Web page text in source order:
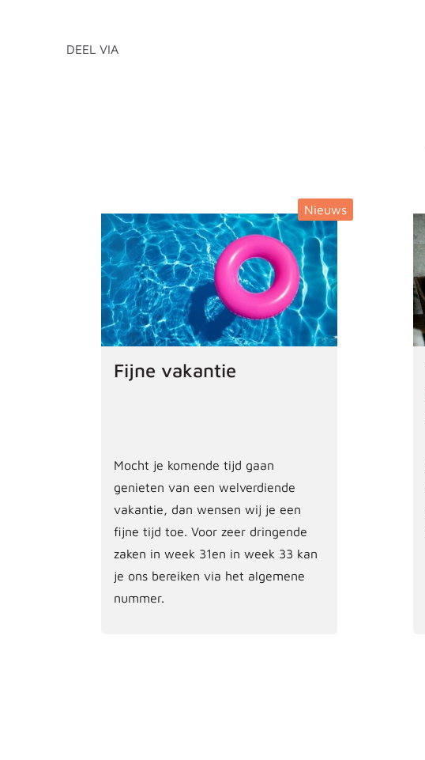
DEEL VIA
Nieuws
Fijne vakantie
Mocht je komende tijd gaan
genieten van een welverdiende
vakantie, dan wensen wij je een
fijne tijd toe. Voor zeer dringende
zaken in week 31en in week 33 kan
je ons bereiken via het algemene
nummer.